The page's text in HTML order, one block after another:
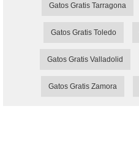
Gatos Gratis Tarragona
Gatos Gratis Toledo
Gatos Gratis Valladolid
Gatos Gratis Zamora